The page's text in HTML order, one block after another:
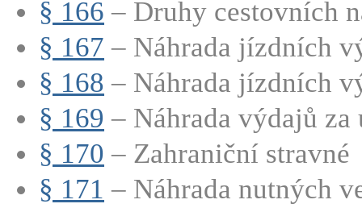
§ 166 – Druhy cestovních
§ 167 – Náhrada jízdních
§ 168 – Náhrada jízdních
§ 169 – Náhrada výdajů
§ 170 – Zahraniční stravné
§ 171 – Náhrada nutných